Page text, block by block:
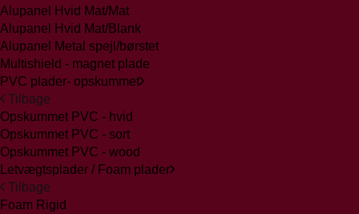
Alupanel Hvid Mat/Mat
Alupanel Hvid Mat/Blank
Alupanel Metal spejl/børstet
Multishield - magnet plade
PVC plader- opskummet
Tilbage
Opskummet PVC - hvid
Opskummet PVC - sort
Opskummet PVC - wood
Letvægtsplader / Foam plader
Tilbage
Foam Rigid